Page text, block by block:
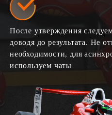
После утверждения
доводя до результата. Не
необходимости, для
используем чаты